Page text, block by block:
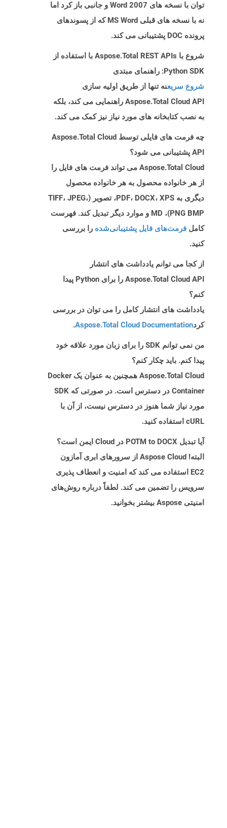
توان با نسخه های Word 2007 و جانبی باز کرد اما
نه با نسخه های قبلی MS Word که از پسوندهای
پرونده DOC پشتیبانی می کند.
شروع با Aspose.Total REST APIs با استفاده از
Python SDK: راهنمای مبتدی
شروع سریعنه تنها از طریق اولیه سازی
Aspose.Total Cloud API راهنمایی می کند، بلکه
به نصب کتابخانه های مورد نیاز نیز کمک می کند.
چه فرمت های فایلی توسط Aspose.Total Cloud
API پشتیبانی می شود؟
Aspose.Total Cloud می تواند فرمت های فایل را
از هر خانواده محصول به هر خانواده محصول
دیگری به PDF، DOCX، XPS، تصویر (TIFF، JPEG،
PNG BMP)، MD و موارد دیگر تبدیل کند. فهرست
کامل فرمت‌های فایل پشتیبانی‌شده را بررسی
کنید.
از کجا می توانم یادداشت های انتشار
Aspose.Total Cloud API را برای Python پیدا
کنم؟
یادداشت های انتشار کامل را می توان در بررسی
کردAspose.Total Cloud Documentation
.
من نمی توانم SDK را برای زبان مورد علاقه خود
پیدا کنم. باید چکار کنم؟
Aspose.Total Cloud همچنین به عنوان یک Docker
Container در دسترس است. در صورتی که SDK
مورد نیاز شما هنوز در دسترس نیست، از آن با
cURL استفاده کنید.
آیا تبدیل POTM to DOCX در Cloud ایمن است؟
البته! Aspose Cloud از سرورهای ابری آمازون
EC2 استفاده می کند که امنیت و انعطاف پذیری
سرویس را تضمین می کند. لطفاً درباره روش‌های
امنیتی Aspose بیشتر بخوانید.